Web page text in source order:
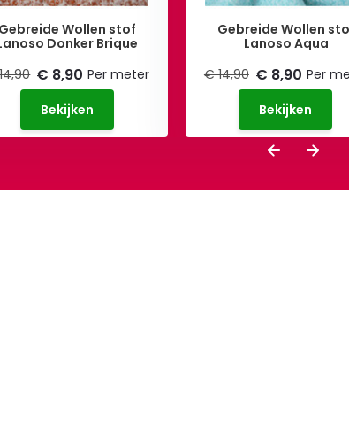
Gebreide Wollen stof
Donker Brique
€ 8,90 Per meter
Bekijken
Gebreide Wollen
Lanoso Aqua
€ 14,90 € 8,90 Per
Bekijken